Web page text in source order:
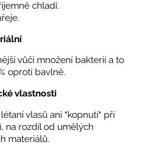
chladí.
vůči množení bakterií a to
oproti bavlně.
vlastnosti
vlasů ani "kopnutí" při
na rozdíl od umělých
materiálů.